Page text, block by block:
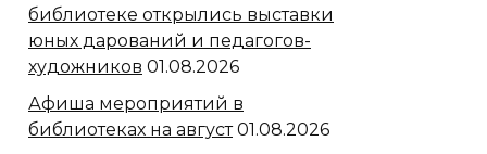
библиотеке открылись выставки
юных дарований и педагогов-
художников 01.08.2026
Афиша мероприятий в
библиотеках на август 01.08.2026